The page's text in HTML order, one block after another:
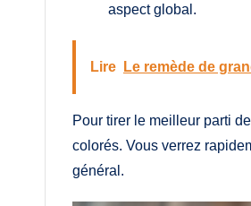
aspect global.
Lire Le remède de
Pour tirer le meilleur parti
colorés. Vous verrez
général.